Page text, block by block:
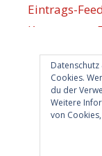
Cookies.
du der
Weitere
von
Eintrags-
Kommentar-
Berlin hilft